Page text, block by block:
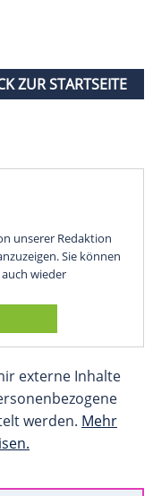
ZUR STARTSEITE
unserer Redaktion
Sie können
wieder
externe Inhalte
werden. Mehr